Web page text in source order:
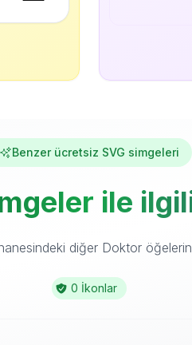
Benzer ücretsiz SVG simgeleri
ile
diğer Doktor
0 İkonlar